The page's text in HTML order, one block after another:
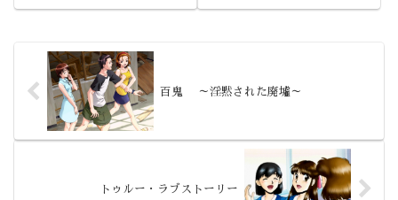
た。露出羞恥特化サークル4Hの
百鬼 ～淫黙された廃墟～
トゥルー・ラブストーリー